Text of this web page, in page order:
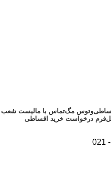
وتوس مگتماس با مالیست شعب
فرم درخواست خرید اقساطی